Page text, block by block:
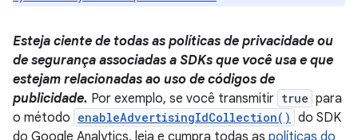
Esteja ciente de todas as políticas de privacidade ou
de segurança associadas a SDKs que você usa e que
estejam relacionadas ao uso de códigos de
publicidade. Por exemplo, se você transmitir true para
o método enableAdvertisingIdCollection() do SDK
do Google Analytics, leia e cumpra todas as políticas do